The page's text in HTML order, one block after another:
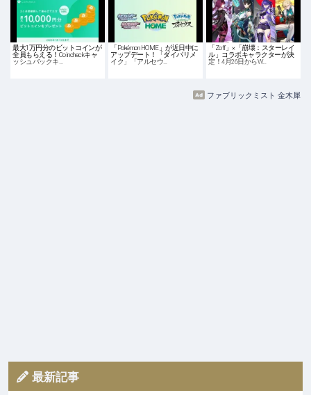
最大1万円分のビットコインが
全員もらえる！Coincheckキャ
ッシュバックキ…
「Pokémon HOME」が近日中に
アップデート！「ダイパリメ
イク」「アルセウ…
「Zoff」×「崩壊：スターレイ
ル」コラボキャラクターが決
定！4月26日からW…
ファブリックミスト 金木犀
最新記事